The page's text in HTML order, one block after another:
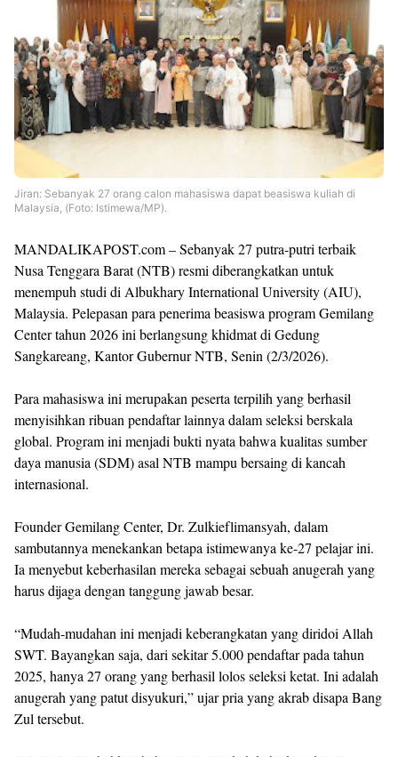
Jiran: Sebanyak 27 orang calon mahasiswa dapat beasiswa kuliah di
Malaysia, (Foto: Istimewa/MP).
MANDALIKAPOST.com – Sebanyak 27 putra-putri terbaik
Nusa Tenggara Barat (NTB) resmi diberangkatkan untuk
menempuh studi di Albukhary International University (AIU),
Malaysia. Pelepasan para penerima beasiswa program Gemilang
Center tahun 2026 ini berlangsung khidmat di Gedung
Sangkareang, Kantor Gubernur NTB, Senin (2/3/2026).
Para mahasiswa ini merupakan peserta terpilih yang berhasil
menyisihkan ribuan pendaftar lainnya dalam seleksi berskala
global. Program ini menjadi bukti nyata bahwa kualitas sumber
daya manusia (SDM) asal NTB mampu bersaing di kancah
internasional.
Founder Gemilang Center, Dr. Zulkieflimansyah, dalam
sambutannya menekankan betapa istimewanya ke-27 pelajar ini.
Ia menyebut keberhasilan mereka sebagai sebuah anugerah yang
harus dijaga dengan tanggung jawab besar.
“Mudah-mudahan ini menjadi keberangkatan yang diridoi Allah
SWT. Bayangkan saja, dari sekitar 5.000 pendaftar pada tahun
2025, hanya 27 orang yang berhasil lolos seleksi ketat. Ini adalah
anugerah yang patut disyukuri,” ujar pria yang akrab disapa Bang
Zul tersebut.